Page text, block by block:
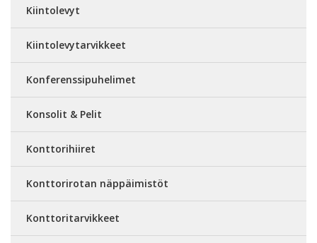
Kiintolevyt
Kiintolevytarvikkeet
Konferenssipuhelimet
Konsolit & Pelit
Konttorihiiret
Konttorirotan näppäimistöt
Konttoritarvikkeet